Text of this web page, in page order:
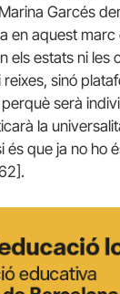
Garcés
en aquest marc
els estats ni
sinó
serà
la
que ja no ho